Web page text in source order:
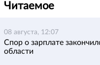
Читаемое
08 августа, 12:07
Спор о зарплате
области